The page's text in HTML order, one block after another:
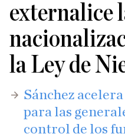
externalice
la Ley de
Sánchez
para las
control de los